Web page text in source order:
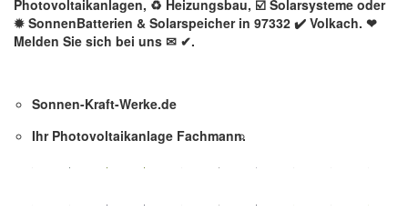
Photovoltaikanlagen, ♻ Heizungsbau, ☑️ Solarsysteme oder
✹ SonnenBatterien & Solarspeicher in 97332 ✔️ Volkach. ❤
Melden Sie sich bei uns ✉ ✔.
Sonnen-Kraft-Werke.de
Ihr Photovoltaikanlage Fachmann.